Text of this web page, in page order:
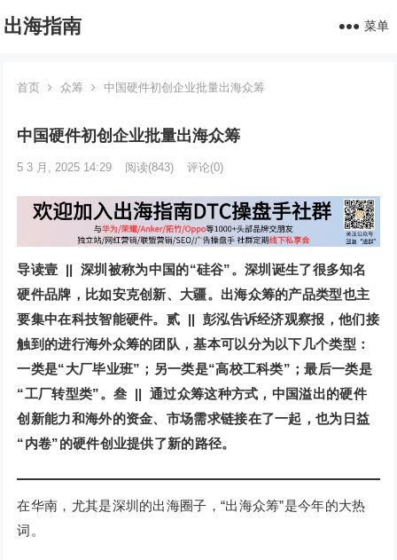
出海指南 菜单
首页 众筹 中国硬件初创企业批量出海众筹
中国硬件初创企业批量出海众筹
5 3 月, 2025 14:29 阅读(843) 评论(0)
导读壹 || 深圳被称为中国的“硅谷”。深圳诞生了很多知名
硬件品牌，比如安克创新、大疆。出海众筹的产品类型也主
要集中在科技智能硬件。 贰 || 彭泓告诉经济观察报，他们接
触到的进行海外众筹的团队，基本可以分为以下几个类型：
一类是“大厂毕业班”；另一类是“高校工科类”；最后一类是
“工厂转型类”。 叁 || 通过众筹这种方式，中国溢出的硬件
创新能力和海外的资金、市场需求链接在了一起，也为日益
“内卷”的硬件创业提供了新的路径。
在华南，尤其是深圳的出海圈子，“出海众筹”是今年的大热
词。